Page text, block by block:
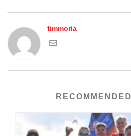
timmoria